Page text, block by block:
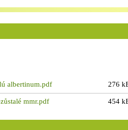
albertinum.pdf
276
mmr.pdf 454